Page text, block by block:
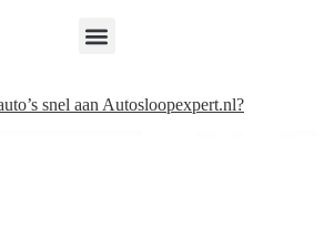
snel aan Autosloopexpert.nl?